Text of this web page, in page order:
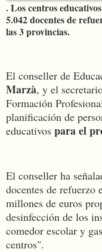
. Los centros
5.042 docentes de
las 3 provincias.
El conseller de
Marzà, y el
Formación
planificación de
educativos para el
El conseller ha
docentes de
millones de euros
desinfección de los
comedor escolar y
centros".